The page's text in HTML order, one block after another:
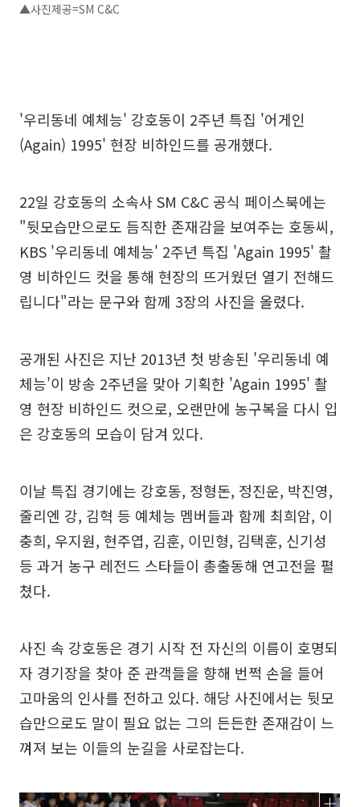
▲사진제공=SM C&C
'우리동네 예체능' 강호동이 2주년 특집 '어게인
(Again) 1995' 현장 비하인드를 공개했다.
22일 강호동의 소속사 SM C&C 공식 페이스북에는
"뒷모습만으로도 듬직한 존재감을 보여주는 호동씨,
KBS '우리동네 예체능' 2주년 특집 'Again 1995' 촬
영 비하인드 컷을 통해 현장의 뜨거웠던 열기 전해드
립니다"라는 문구와 함께 3장의 사진을 올렸다.
공개된 사진은 지난 2013년 첫 방송된 '우리동네 예
체능'이 방송 2주년을 맞아 기획한 'Again 1995' 촬
영 현장 비하인드 컷으로, 오랜만에 농구복을 다시 입
은 강호동의 모습이 담겨 있다.
이날 특집 경기에는 강호동, 정형돈, 정진운, 박진영,
줄리엔 강, 김혁 등 예체능 멤버들과 함께 최희암, 이
충희, 우지원, 현주엽, 김훈, 이민형, 김택훈, 신기성
등 과거 농구 레전드 스타들이 총출동해 연고전을 펼
쳤다.
사진 속 강호동은 경기 시작 전 자신의 이름이 호명되
자 경기장을 찾아 준 관객들을 향해 번쩍 손을 들어
고마움의 인사를 전하고 있다. 해당 사진에서는 뒷모
습만으로도 말이 필요 없는 그의 든든한 존재감이 느
껴져 보는 이들의 눈길을 사로잡는다.